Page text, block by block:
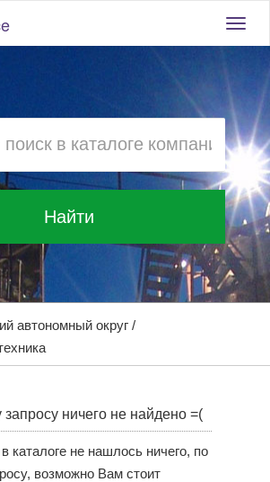
Найти
автономный округ /
ничего не найдено =(
каталоге не нашлось ничего, по
возможно Вам стоит